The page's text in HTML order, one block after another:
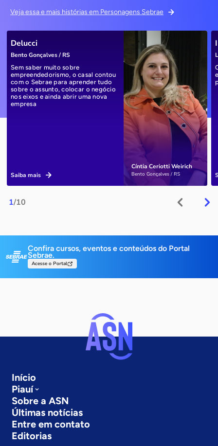
Veja essa e mais histórias em Personagens Sebrae
1/10
Cíntia Ceriotti Weirich
Bento Gonçalves / RS
Delucci
Bento Gonçalves / RS
Sem saber muito sobre
empreendedorismo, o casal contou
com o Sebrae para aprender tudo
sobre o assunto, colocar o negócio
nos eixos e ainda abrir uma nova
empresa
Saiba mais
Confira cursos, eventos e conteúdos do Portal
Sebrae.
Acesse o Portal
Início
Piauí
Sobre a ASN
Últimas notícias
Entre em contato
Editorias